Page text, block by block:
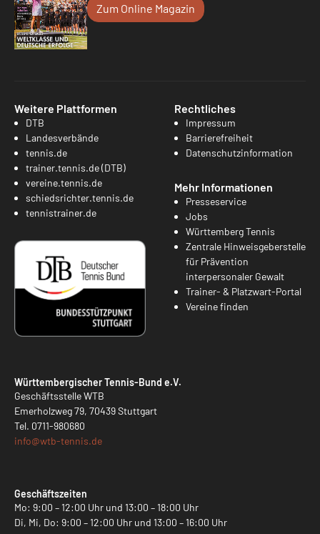
Zum Online Magazin
Weitere Plattformen
DTB
Landesverbände
tennis.de
trainer.tennis.de (DTB)
vereine.tennis.de
schiedsrichter.tennis.de
tennistrainer.de
Rechtliches
Impressum
Barrierefreiheit
Datenschutzinformation
Mehr Informationen
Presseservice
Jobs
Württemberg Tennis
Zentrale Hinweisgeberstelle
für Prävention
interpersonaler Gewalt
Trainer- & Platzwart-Portal
Vereine finden
Württembergischer Tennis-Bund e.V.
Geschäftsstelle WTB
Emerholzweg 79, 70439 Stuttgart
Tel. 0711-980680
info@wtb-tennis.de
Geschäftszeiten
Mo: 9:00 – 12:00 Uhr und 13:00 – 18:00 Uhr
Di, Mi, Do: 9:00 – 12:00 Uhr und 13:00 – 16:00 Uhr